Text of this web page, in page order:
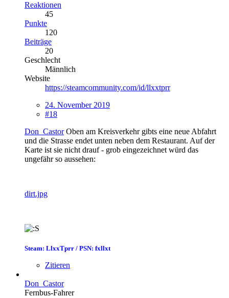
Reaktionen
45
Punkte
120
Beiträge
20
Geschlecht
Männlich
Website
https://steamcommunity.com/id/llxxtprr
24. November 2019
#18
Don_CastorOben am Kreisverkehr gibts eine neue Abfahrt
und die Strasse endet unten neben dem Restaurant. Auf der
Karte ist sie nicht drauf - grob eingezeichnet würd das
ungefähr so aussehen:
dirt.jpg
Steam: LlxxTprr / PSN: fxllxt
Zitieren
Don_Castor
Fernbus-Fahrer